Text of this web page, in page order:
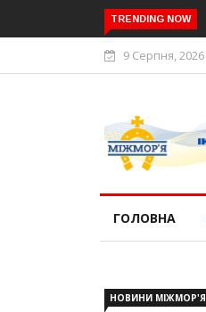
TRENDING NOW
9 Серпня, 2026
ГОЛОВНА
НОВИНИ МІЖМОР'Я